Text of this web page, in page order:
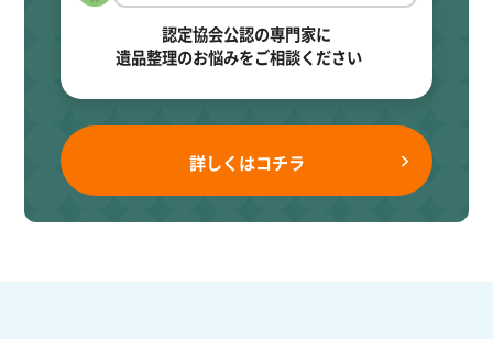
認定協会公認の専門家に
遺品整理のお悩みをご相談ください
詳しくはコチラ